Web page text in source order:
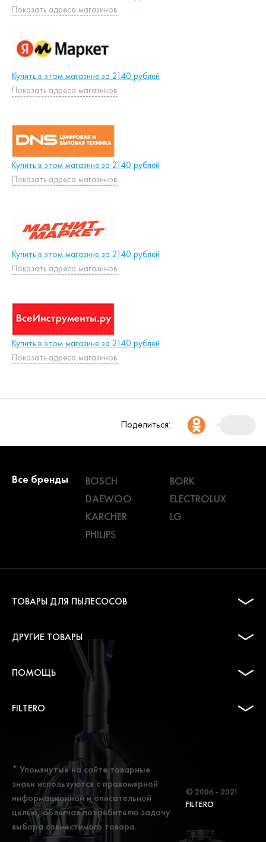
Показать адреса магазинов
Купить в этом магазине за 2140 рублей
Показать адреса магазинов
Купить в этом магазине за 2140 рублей
Показать адреса магазинов
Купить в этом магазине за 2140 рублей
Показать адреса магазинов
Купить в этом магазине за 2140 рублей
Показать адреса магазинов
Поделиться:
Все бренды BOSCH
BORK
DAEWOO
ELECTROLUX
KARCHER
LG
PHILIPS
ТОВАРЫ ДЛЯ ПЫЛЕСОСОВ
ДРУГИЕ ТОВАРЫ
ПОМОЩЬ
FILTERO
* Упомянутые на сайте товарные
знаки используются с правомерной
информационной и описательной
целью, облегчая потребителю задачу
выбора совместимого товара.
© 2006 - 2021
FILTERO